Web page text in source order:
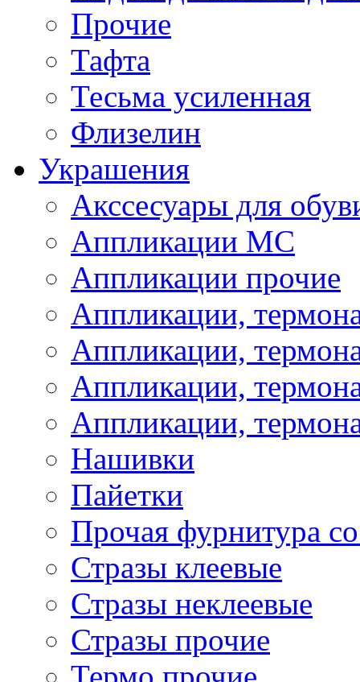
Прочие
Тафта
Тесьма усиленная
Флизелин
Украшения
Акссесуары для
Аппликации МС
Аппликации прочие
Аппликации,
Аппликации,
Аппликации,
Аппликации,
Нашивки
Пайетки
Прочая фурнитура
Стразы клеевые
Стразы неклеевые
Стразы прочие